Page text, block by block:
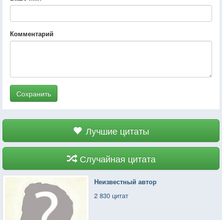
Комментарий
Сохранить
Лучшие цитаты
Случайная цитата
Неизвестный автор
2 830 цитат